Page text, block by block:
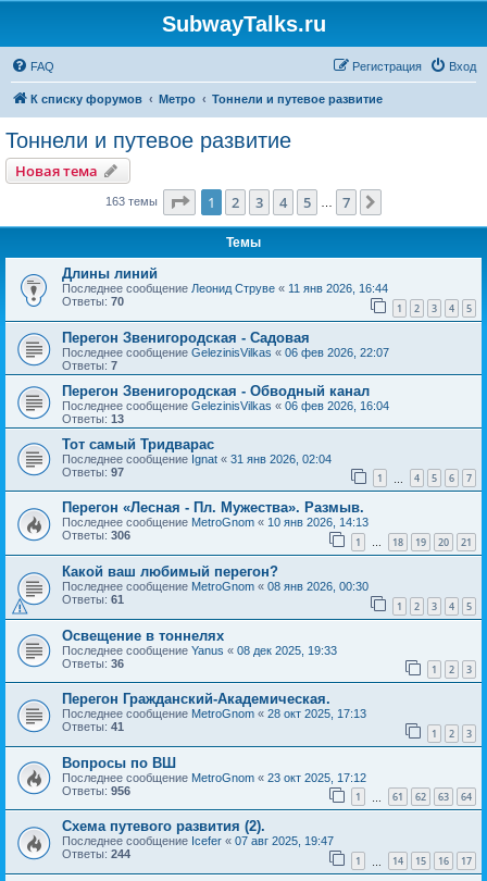
SubwayTalks.ru
FAQ Вход
Регистрация
К списку форумов Метро Тоннели и путевое развитие
Тоннели и путевое развитие
Новая тема
163 темы Страница из
1 2 3 4 5 7
Темы
Длины линий
Последнее сообщение Леонид Струве « 11 янв 2026, 16:44
Ответы: 70 1 2 3 4 5
Перегон Звенигородская - Садовая
Последнее сообщение GelezinisVilkas « 06 фев 2026, 22:07
Ответы: 7
Перегон Звенигородская - Обводный канал
Последнее сообщение GelezinisVilkas « 06 фев 2026, 16:04
Ответы: 13
Тот самый Тридварас
Последнее сообщение Ignat « 31 янв 2026, 02:04
Ответы: 97 1 4 5 6 7
Перегон «Лесная - Пл. Мужества». Размыв.
Последнее сообщение MetroGnom « 10 янв 2026, 14:13
Ответы: 306 1 … 18 19 20 21
Какой ваш любимый перегон?
Последнее сообщение MetroGnom « 08 янв 2026, 00:30
Ответы: 61 1 2 3 4 5
Освещение в тоннелях
Последнее сообщение Yanus « 08 дек 2025, 19:33
Ответы: 36 1 2 3
Перегон Гражданский-Академическая.
Последнее сообщение MetroGnom « 28 окт 2025, 17:13
Ответы: 41 1 2 3
Вопросы по ВШ
Последнее сообщение MetroGnom « 23 окт 2025, 17:12
Ответы: 956 1 61 62 63 64
Схема путевого развития (2).
Последнее сообщение Icefer « 07 авг 2025, 19:47
Ответы: 244 1 14 15 16 17